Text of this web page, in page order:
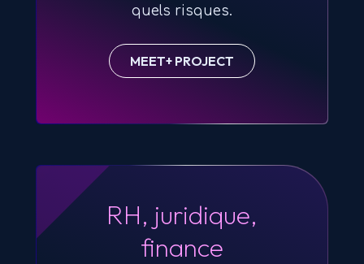
quels risques.
MEET+ PROJECT
RH, juridique,
finance